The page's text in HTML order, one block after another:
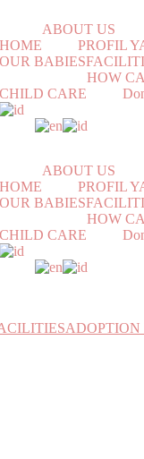
HOME
ABOUT US
PROFIL
OUR BABIES
CHILD CARE
HOW
HOME
ABOUT US
PROFIL
OUR BABIES
CHILD CARE
HOW
ADOPTION